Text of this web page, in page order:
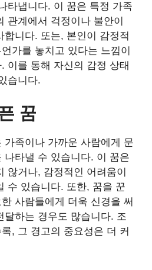
타냅니다. 이 꿈은 특정 가족
관계에서 걱정이나 불안이
합니다. 또는, 본인이 감정적
가를 놓치고 있다는 느낌이
이를 통해 자신의 감정 상태
습니다.
꿈
가족이나 가까운 사람에게 문
나타낼 수 있습니다. 이 꿈은
않거나, 감정적인 어려움이
수 있습니다. 또한, 꿈을 꾼
사람들에게 더욱 신경을 써
달하는 경우도 많습니다. 조
, 그 경고의 중요성은 더 커